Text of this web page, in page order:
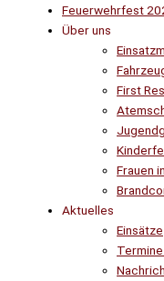
Feuerwehrfest
Über uns
First
Frauen
Aktuelles
Einsätze